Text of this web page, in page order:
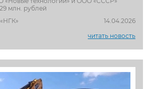
млн. рублей
14.04.2026
читать новость